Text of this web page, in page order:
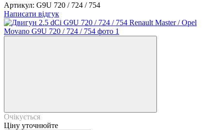
Артикул: G9U 720 / 724 / 754
Написати відгук
Очікується
Ціну уточнюйте